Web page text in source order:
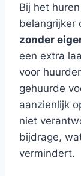
Bij het
belangrijker
zonder
een extra
voor
gehuurde
aanzienlijk
niet
bijdrage,
vermindert.